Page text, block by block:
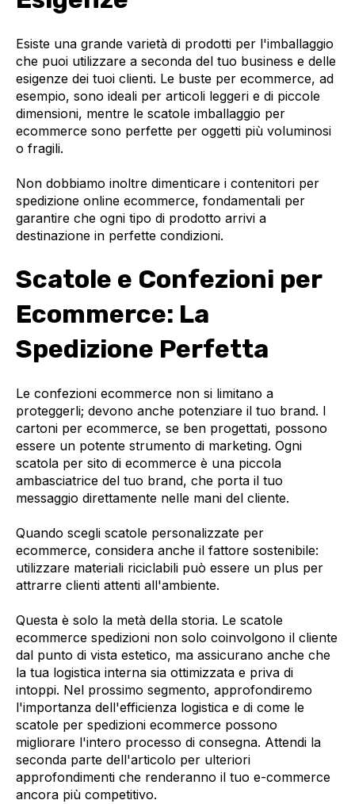
Esiste una grande varietà di prodotti per l'imballaggio
che puoi utilizzare a seconda del tuo business e delle
esigenze dei tuoi clienti. Le buste per ecommerce, ad
esempio, sono ideali per articoli leggeri e di piccole
dimensioni, mentre le scatole imballaggio per
ecommerce sono perfette per oggetti più voluminosi
o fragili.
Non dobbiamo inoltre dimenticare i contenitori per
spedizione online ecommerce, fondamentali per
garantire che ogni tipo di prodotto arrivi a
destinazione in perfette condizioni.
Scatole e Confezioni per
Ecommerce: La
Spedizione Perfetta
Le confezioni ecommerce non si limitano a
proteggerli; devono anche potenziare il tuo brand. I
cartoni per ecommerce, se ben progettati, possono
essere un potente strumento di marketing. Ogni
scatola per sito di ecommerce è una piccola
ambasciatrice del tuo brand, che porta il tuo
messaggio direttamente nelle mani del cliente.
Quando scegli scatole personalizzate per
ecommerce, considera anche il fattore sostenibile:
utilizzare materiali riciclabili può essere un plus per
attrarre clienti attenti all'ambiente.
Questa è solo la metà della storia. Le scatole
ecommerce spedizioni non solo coinvolgono il cliente
dal punto di vista estetico, ma assicurano anche che
la tua logistica interna sia ottimizzata e priva di
intoppi. Nel prossimo segmento, approfondiremo
l'importanza dell'efficienza logistica e di come le
scatole per spedizioni ecommerce possono
migliorare l'intero processo di consegna. Attendi la
seconda parte dell'articolo per ulteriori
approfondimenti che renderanno il tuo e-commerce
ancora più competitivo.